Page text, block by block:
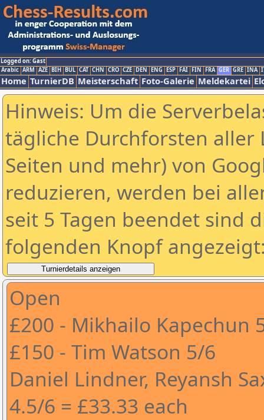
Logged on: Gast
Arabic ARM AZE BIH BUL CAT CHN CRO CZE DEN ENG ESP FAI FIN FRA GER GRE INA
Home TurnierDB Meisterschaft Foto-Galerie Meldekartei
Hinweis: Um die
tägliche Durchforsten aller
Seiten und mehr) von
reduzieren, werden bei
seit 5 Tagen beendet sind
folgenden Knopf
Open
£200 - Mikhailo Kapechun
£150 - Tim Watson 5/6
Daniel Lindner, Reyansh
4.5/6 = £33.33 each